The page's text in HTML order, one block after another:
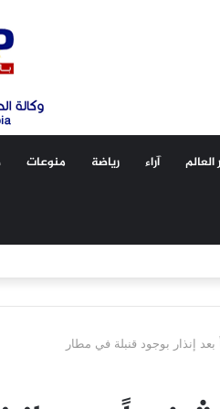
العالم آراء رياضة منوعات
إنذار بوجود قنبلة في مطار